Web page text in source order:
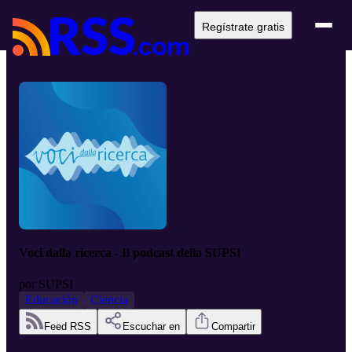
Regístrate gratis
Voci dalla ricerca - Il podcast della SUPSI
por SUPSI
Educación
Ciencia
Feed RSS Escuchar en Compartir